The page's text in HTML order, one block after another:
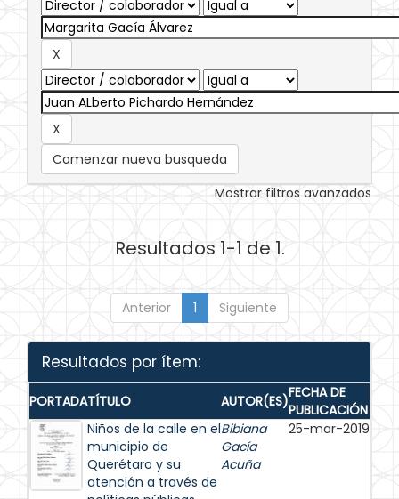
Comenzar nueva busqueda
Mostrar filtros avanzados
Resultados 1-1 de 1.
Anterior 1 Siguiente
Resultados por ítem:
PORTADATÍTULO AUTOR(ES)FECHA DE
PUBLICACIÓN
Niños de la calle en el
municipio de
Querétaro y su
atención a través de
Bibiana
Gacía
Acuña
25-mar-2019